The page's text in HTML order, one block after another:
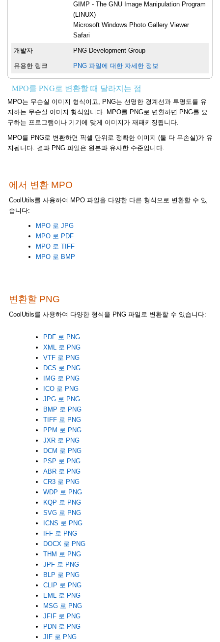
GIMP - The GNU Image Manipulation Program
(LINUX)
Microsoft Windows Photo Gallery Viewer
Safari
개발자 PNG Development Group
유용한 링크 PNG 파일에 대한 자세한 정보
MPO를 PNG로 변환할 때 달라지는 점
MPO는 무손실 이미지 형식이고, PNG는 선명한 경계선과 투명도를 유
지하는 무손실 이미지 형식입니다. MPO를 PNG로 변환하면 PNG를 요
구하는 프로그램이나 기기에 맞게 이미지가 재패키징됩니다.
MPO를 PNG로 변환하면 픽셀 단위로 정확한 이미지 (둘 다 무손실)가 유
지됩니다. 결과 PNG 파일은 원본과 유사한 수준입니다.
에서 변환 MPO
CoolUtils를 사용하여 MPO 파일을 다양한 다른 형식으로 변환할 수 있
습니다:
MPO 로 JPG
MPO 로 PDF
MPO 로 TIFF
MPO 로 BMP
변환할 PNG
CoolUtils를 사용하여 다양한 형식을 PNG 파일로 변환할 수 있습니다:
PDF 로 PNG
XML 로 PNG
VTF 로 PNG
DCS 로 PNG
IMG 로 PNG
ICO 로 PNG
JPG 로 PNG
BMP 로 PNG
TIFF 로 PNG
PPM 로 PNG
JXR 로 PNG
DCM 로 PNG
PSP 로 PNG
ABR 로 PNG
CR3 로 PNG
WDP 로 PNG
KQP 로 PNG
SVG 로 PNG
ICNS 로 PNG
IFF 로 PNG
DOCX 로 PNG
THM 로 PNG
JPF 로 PNG
BLP 로 PNG
CLIP 로 PNG
EML 로 PNG
MSG 로 PNG
JFIF 로 PNG
PDN 로 PNG
JIF 로 PNG